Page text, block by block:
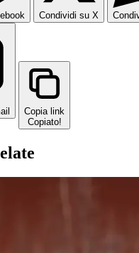
Condividi su X
Copia link
Copiato!